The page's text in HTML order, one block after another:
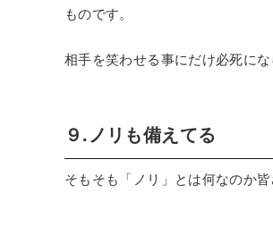
ものです。
相手を笑わせる事にだけ必死に
９.ノリも備えてる
そもそも「ノリ」とは何なのか